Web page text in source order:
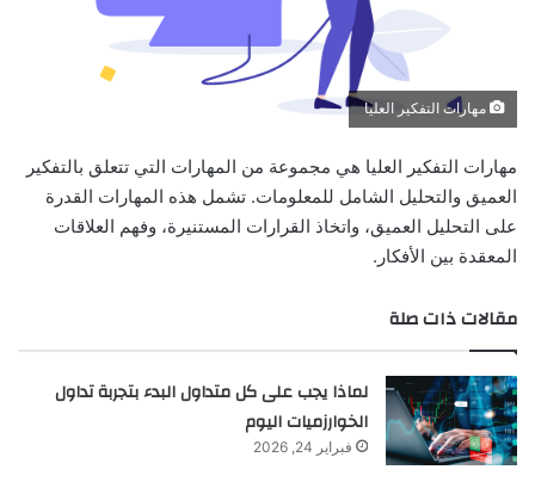
مهارات التفكير العليا
مهارات التفكير العليا هي مجموعة من المهارات التي تتعلق بالتفكير
العميق والتحليل الشامل للمعلومات. تشمل هذه المهارات القدرة
على التحليل العميق، واتخاذ القرارات المستنيرة، وفهم العلاقات
المعقدة بين الأفكار.
مقالات ذات صلة
لماذا يجب على كل متداول البدء بتجربة تداول
الخوارزميات اليوم
فبراير 24, 2026